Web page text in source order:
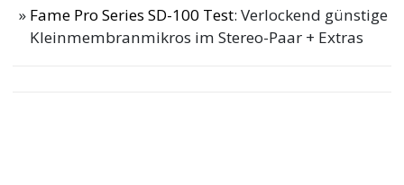
Fame Pro Series SD-100 Test: Verlockend günstige
Kleinmembranmikros im Stereo-Paar + Extras